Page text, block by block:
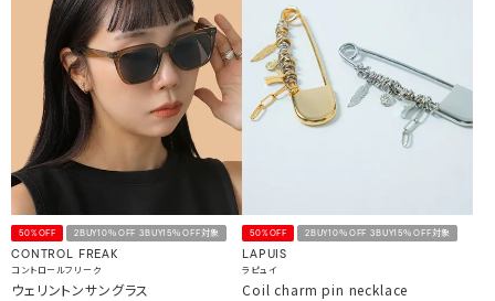
50%OFF 2BUY10％OFF 3BUY15％OFF対象
CONTROL FREAK
コントロールフリーク
ウェリントンサングラス
50%OFF 2BUY10％OFF 3BUY15％OFF対象
LAPUIS
ラピュイ
Coil charm pin necklace